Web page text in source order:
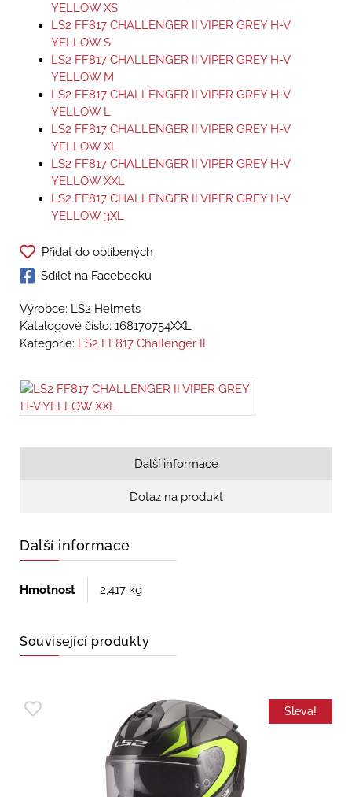
YELLOW XS
LS2 FF817 CHALLENGER II VIPER GREY H-V
YELLOW S
LS2 FF817 CHALLENGER II VIPER GREY H-V
YELLOW M
LS2 FF817 CHALLENGER II VIPER GREY H-V
YELLOW L
LS2 FF817 CHALLENGER II VIPER GREY H-V
YELLOW XL
LS2 FF817 CHALLENGER II VIPER GREY H-V
YELLOW XXL
LS2 FF817 CHALLENGER II VIPER GREY H-V
YELLOW 3XL
Přidat do oblíbených
Sdílet na Facebooku
Výrobce: LS2 Helmets
Katalogové číslo: 168170754XXL
Kategorie: LS2 FF817 Challenger II
Další informace
Dotaz na produkt
Další informace
Hmotnost 2,417 kg
Související produkty
Sleva!